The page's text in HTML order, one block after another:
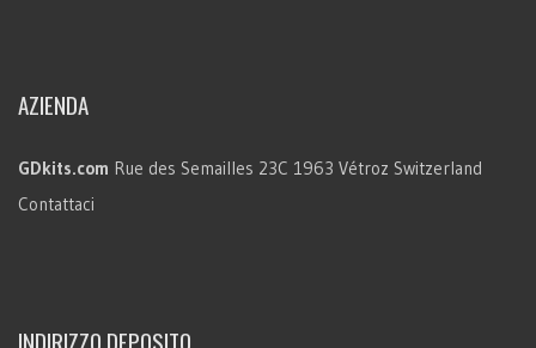
AZIENDA
GDkits.com Rue des Semailles 23C 1963 Vétroz Switzerland
Contattaci